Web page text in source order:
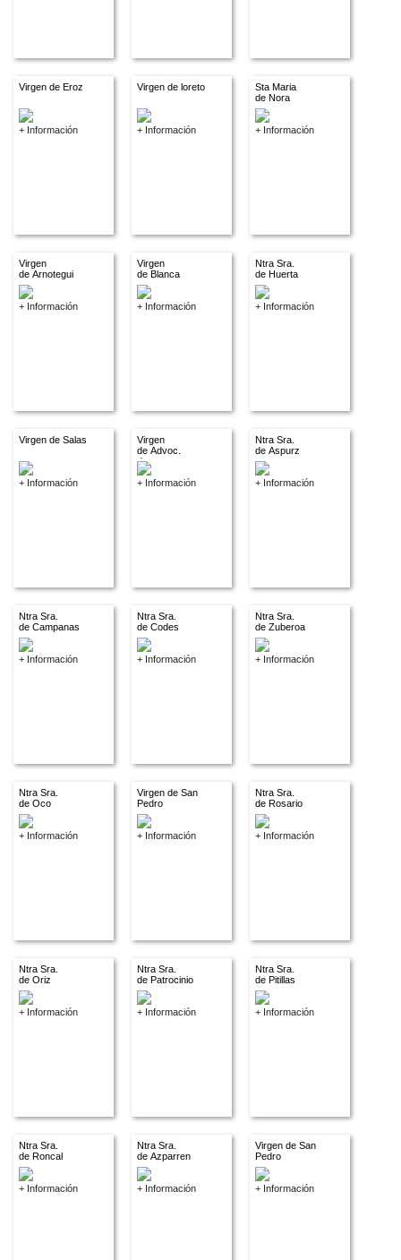
Virgen de Eroz
+ Información
Virgen de loreto
+ Información
Sta Maria
de Nora
+ Información
Virgen
de Arnotegui
+ Información
Virgen
de Blanca
+ Información
Ntra Sra.
de Huerta
+ Información
Virgen de Salas
+ Información
Virgen
de Advoc.
descon.
+ Información
Ntra Sra.
de Aspurz
+ Información
Ntra Sra.
de Campanas
+ Información
Ntra Sra.
de Codes
+ Información
Ntra Sra.
de Zuberoa
+ Información
Ntra Sra.
de Oco
+ Información
Virgen de San
Pedro
+ Información
Ntra Sra.
de Rosario
+ Información
Ntra Sra.
de Oriz
+ Información
Ntra Sra.
de Patrocinio
+ Información
Ntra Sra.
de Pitillas
+ Información
Ntra Sra.
de Roncal
+ Información
Ntra Sra.
de Azparren
+ Información
Virgen de San
Pedro
+ Información